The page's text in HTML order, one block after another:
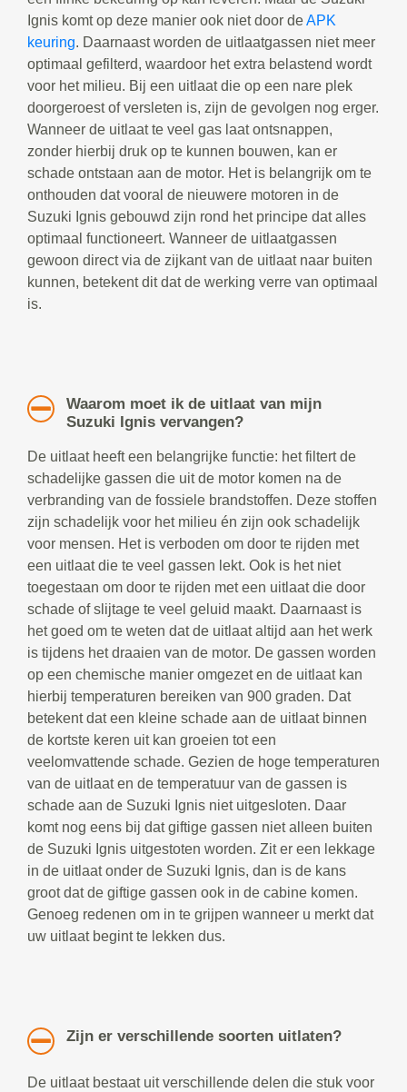
Ignis komt op deze manier ook niet door deAPK
keuring. Daarnaast worden de uitlaatgassen niet meer
optimaal gefilterd, waardoor het extra belastend wordt
voor het milieu. Bij een uitlaat die op een nare plek
doorgeroest of versleten is, zijn de gevolgen nog erger.
Wanneer de uitlaat te veel gas laat ontsnappen,
zonder hierbij druk op te kunnen bouwen, kan er
schade ontstaan aan de motor. Het is belangrijk om te
onthouden dat vooral de nieuwere motoren in de
Suzuki Ignis gebouwd zijn rond het principe dat alles
optimaal functioneert. Wanneer de uitlaatgassen
gewoon direct via de zijkant van de uitlaat naar buiten
kunnen, betekent dit dat de werking verre van optimaal
is.
Waarom moet ik de uitlaat van mijn
Suzuki Ignis vervangen?
De uitlaat heeft een belangrijke functie: het filtert de
schadelijke gassen die uit de motor komen na de
verbranding van de fossiele brandstoffen. Deze stoffen
zijn schadelijk voor het milieu én zijn ook schadelijk
voor mensen. Het is verboden om door te rijden met
een uitlaat die te veel gassen lekt. Ook is het niet
toegestaan om door te rijden met een uitlaat die door
schade of slijtage te veel geluid maakt. Daarnaast is
het goed om te weten dat de uitlaat altijd aan het werk
is tijdens het draaien van de motor. De gassen worden
op een chemische manier omgezet en de uitlaat kan
hierbij temperaturen bereiken van 900 graden. Dat
betekent dat een kleine schade aan de uitlaat binnen
de kortste keren uit kan groeien tot een
veelomvattende schade. Gezien de hoge temperaturen
van de uitlaat en de temperatuur van de gassen is
schade aan de Suzuki Ignis niet uitgesloten. Daar
komt nog eens bij dat giftige gassen niet alleen buiten
de Suzuki Ignis uitgestoten worden. Zit er een lekkage
in de uitlaat onder de Suzuki Ignis, dan is de kans
groot dat de giftige gassen ook in de cabine komen.
Genoeg redenen om in te grijpen wanneer u merkt dat
uw uitlaat begint te lekken dus.
Zijn er verschillende soorten uitlaten?
De uitlaat bestaat uit verschillende delen die stuk voor